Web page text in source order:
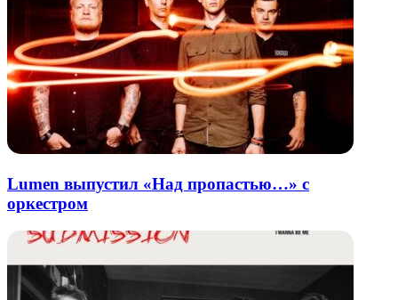
Lumen выпустил «Над пропастью…» с
оркестром